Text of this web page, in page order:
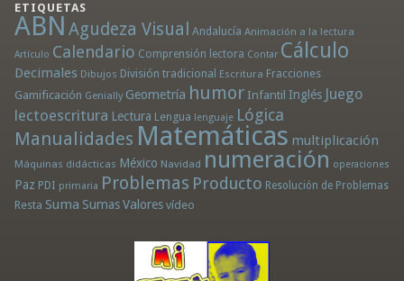
ETIQUETAS
ABN Agudeza Visual Andalucía Animación a la lectura
Artículo Calendario Comprensión lectora Contar Cálculo
Decimales Dibujos División tradicional Escritura Fracciones
Gamificación Genially Geometría humor Infantil Inglés Juego
lectoescritura Lectura Lengua lenguaje Lógica
Manualidades Matemáticas multiplicación
Máquinas didácticas México Navidad numeración operaciones
Paz PDI primaria Problemas Producto Resolución de Problemas
Resta Suma Sumas Valores vídeo